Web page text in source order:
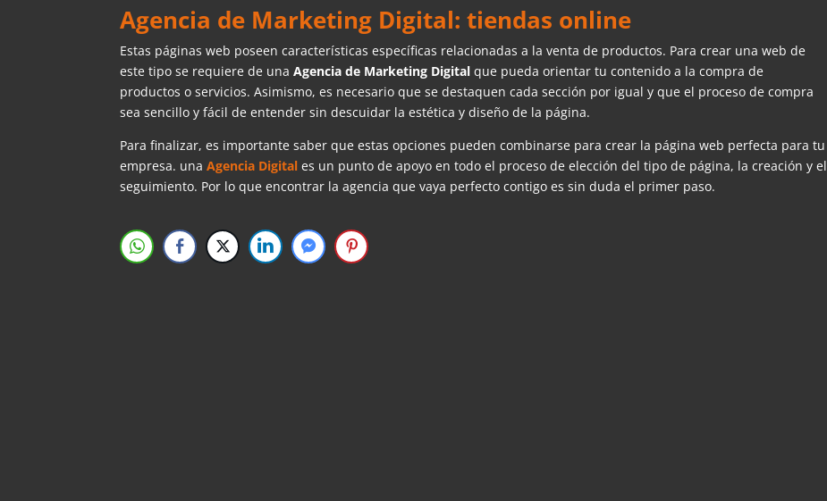
Agencia de Marketing Digital: tiendas online
Estas páginas web poseen características específicas relacionadas a la venta de productos. Para crear una web de
este tipo se requiere de unaAgencia de Marketing Digital que pueda orientar tu contenido a la compra de
productos o servicios. Asimismo, es necesario que se destaquen cada sección por igual y que el proceso de compra
sea sencillo y fácil de entender sin descuidar la estética y diseño de la página.
Para finalizar, es importante saber que estas opciones pueden combinarse para crear la página web perfecta para tu
empresa. unaAgencia Digital es un punto de apoyo en todo el proceso de elección del tipo de página, la creación y el
seguimiento. Por lo que encontrar la agencia que vaya perfecto contigo es sin duda el primer paso.